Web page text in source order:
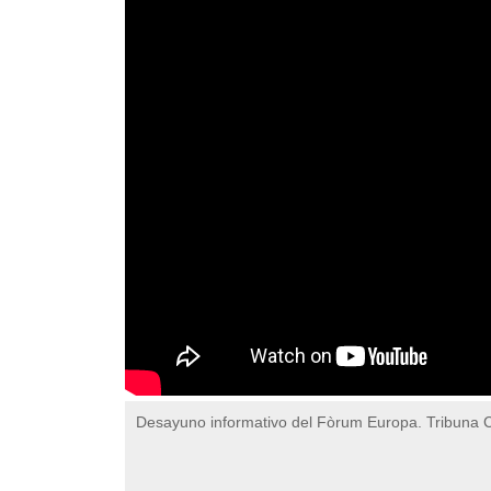
Desayuno informativo del Fòrum Europa. Tribuna